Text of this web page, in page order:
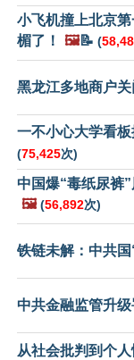
小飞机撞上北京
楣了！
🖼️📝 (
黑龙江多地商户
一不小心大学看
(75,425次)
中国爆“毒纸尿裤
🖼️ (56,892次)
铁链未解：中共
中共金融监管升
从社会批判到个